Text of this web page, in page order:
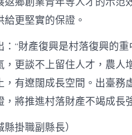
更堅實的保證。
：“財產復興是村落復興的
，更談不上留住人才，農人
，有遼闊成長空間。出臺
將推進村落財產不竭成長
縣掛職副縣長）